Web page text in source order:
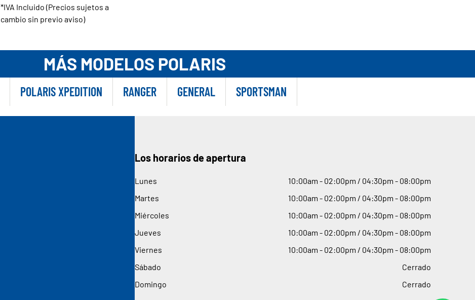
*IVA Incluido (Precios sujetos a
cambio sin previo aviso)
MÁS MODELOS POLARIS
POLARIS XPEDITION RANGER GENERAL SPORTSMAN
Los horarios de apertura
Lunes 10:00am - 02:00pm / 04:30pm - 08:00pm
Martes
10:00am - 02:00pm / 04:30pm - 08:00pm
Miércoles
10:00am - 02:00pm / 04:30pm - 08:00pm
Jueves
10:00am - 02:00pm / 04:30pm - 08:00pm
Viernes
10:00am - 02:00pm / 04:30pm - 08:00pm
Sábado
Cerrado
Domingo
Cerrado